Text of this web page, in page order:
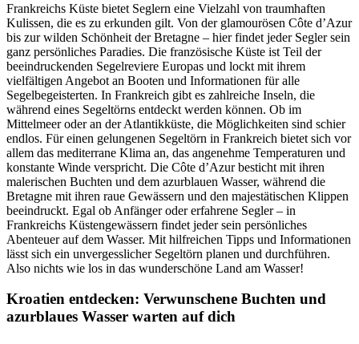
Frankreichs Küste bietet Seglern eine Vielzahl von traumhaften
Kulissen, die es zu erkunden gilt. Von der glamourösen Côte d’Azur
bis zur wilden Schönheit der Bretagne – hier findet jeder Segler sein
ganz persönliches Paradies. Die französische Küste ist Teil der
beeindruckenden Segelreviere Europas und lockt mit ihrem
vielfältigen Angebot an Booten und Informationen für alle
Segelbegeisterten. In Frankreich gibt es zahlreiche Inseln, die
während eines Segeltörns entdeckt werden können. Ob im
Mittelmeer oder an der Atlantikküste, die Möglichkeiten sind schier
endlos. Für einen gelungenen Segeltörn in Frankreich bietet sich vor
allem das mediterrane Klima an, das angenehme Temperaturen und
konstante Winde verspricht. Die Côte d’Azur besticht mit ihren
malerischen Buchten und dem azurblauen Wasser, während die
Bretagne mit ihren raue Gewässern und den majestätischen Klippen
beeindruckt. Egal ob Anfänger oder erfahrene Segler – in
Frankreichs Küstengewässern findet jeder sein persönliches
Abenteuer auf dem Wasser. Mit hilfreichen Tipps und Informationen
lässt sich ein unvergesslicher Segeltörn planen und durchführen.
Also nichts wie los in das wunderschöne Land am Wasser!
Kroatien entdecken: Verwunschene Buchten und
azurblaues Wasser warten auf dich